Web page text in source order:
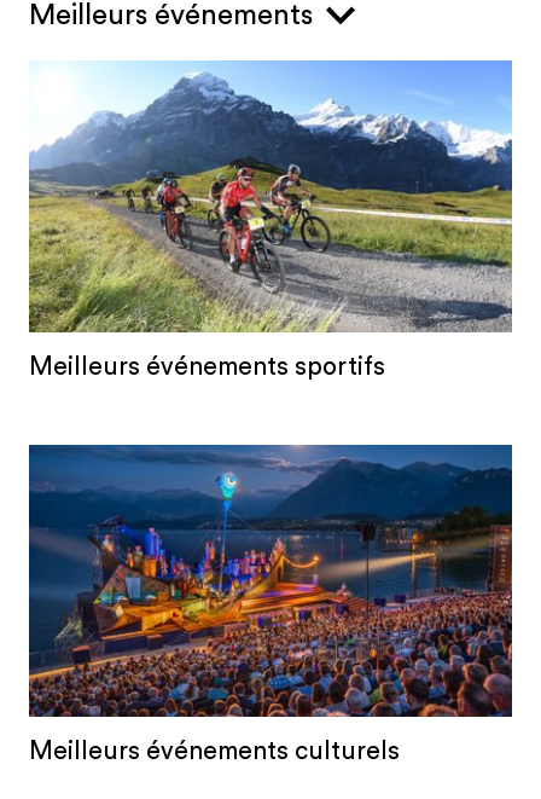
Meilleurs événements
Meilleurs événements sportifs
Meilleurs événements culturels